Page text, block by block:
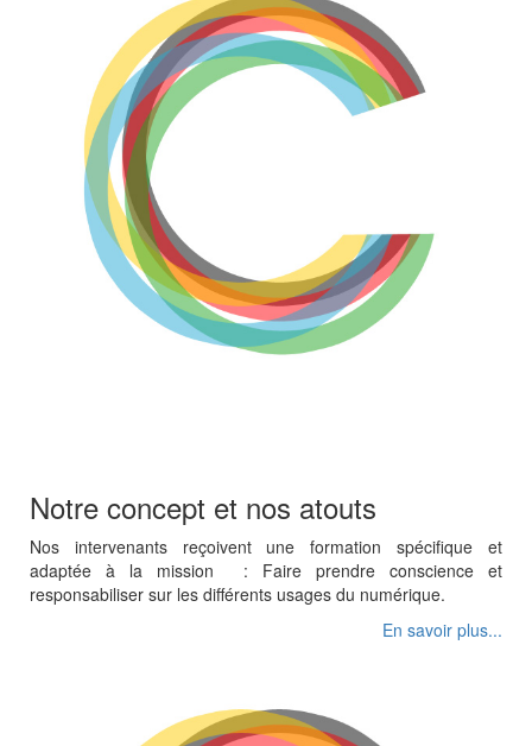
Notre concept et nos atouts
Nos intervenants reçoivent une formation spécifique et
adaptée à la mission : Faire prendre conscience et
responsabiliser sur les différents usages du numérique.
En savoir plus...